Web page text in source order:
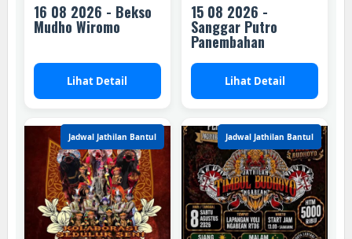
16 08 2026 - Bekso
Mudho Wiromo
Lihat Detail
15 08 2026 -
Sanggar Putro
Panembahan
Lihat Detail
Jadwal Jathilan Bantul Jadwal Jathilan Bantul